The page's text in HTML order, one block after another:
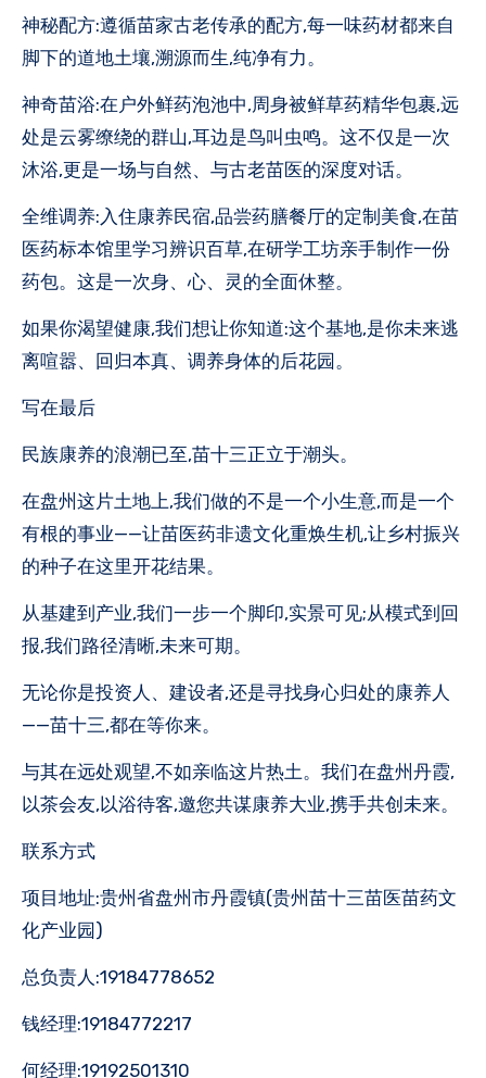
神秘配方:遵循苗家古老传承的配方,每一味药材都来自
脚下的道地土壤,溯源而生,纯净有力。
神奇苗浴:在户外鲜药泡池中,周身被鲜草药精华包裹,远
处是云雾缭绕的群山,耳边是鸟叫虫鸣。这不仅是一次
沐浴,更是一场与自然、与古老苗医的深度对话。
全维调养:入住康养民宿,品尝药膳餐厅的定制美食,在苗
医药标本馆里学习辨识百草,在研学工坊亲手制作一份
药包。这是一次身、心、灵的全面休整。
如果你渴望健康,我们想让你知道:这个基地,是你未来逃
离喧嚣、回归本真、调养身体的后花园。
写在最后
民族康养的浪潮已至,苗十三正立于潮头。
在盘州这片土地上,我们做的不是一个小生意,而是一个
有根的事业——让苗医药非遗文化重焕生机,让乡村振兴
的种子在这里开花结果。
从基建到产业,我们一步一个脚印,实景可见;从模式到回
报,我们路径清晰,未来可期。
无论你是投资人、建设者,还是寻找身心归处的康养人
——苗十三,都在等你来。
与其在远处观望,不如亲临这片热土。我们在盘州丹霞,
以茶会友,以浴待客,邀您共谋康养大业,携手共创未来。
联系方式
项目地址:贵州省盘州市丹霞镇(贵州苗十三苗医苗药文
化产业园)
总负责人:19184778652
钱经理:19184772217
何经理:19192501310